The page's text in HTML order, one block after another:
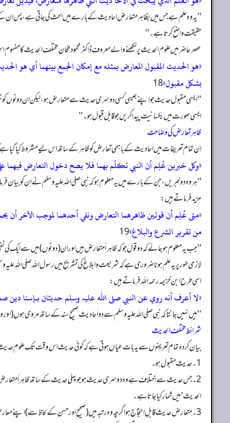
''یہ وہ علم ہے جس میں بظاہر متعارض احادیث کے بارے میں بحث کی جاتی ہے، پس ان کے
حقیقت واضح کرتا ہے۔ ''
عصر حاضر میں علوم الحدیث پر لکھنے والے معروف ڈاکٹر محمود طحان مختلف الحدیث کا
«ھو الحدیث المقبول المعارض بمثله مع إمکان الجمع بینھما أي ھو
بشکل مقبول»
''ایسی مقبول حدیث جو اپنے جیسی کسی دوسری حدیث سے متعارض ہو، لیکن ان دونوں کو جمع
ایسی صورت میں یکسانیت پیدا کریں جو قابل قبول ہو۔ ''
ظاہر تعارض کی وضاحت
اِن تمام تعریفات میں اَحا دیث کے باہمی تعارض کو ظاہر کے ساتھ اس لیے مشروط کیا گیا ہے
«وکل خبرین عُلِم أن النبي تکلّم بھما فلا یصح دخول التعارض فیھما
''ہر وہ دو خبریں، جن کے بارے میں یہ معلوم ہو کہ نبی صلى الله عليه وسلم نے ان کو
مزید فرماتے ہیں:
«متی عُلِم أن قولین ظاهرھما التعارض ونفي أحدهما لموجب الآخر أن
من تقریر الشرع والبلاغ»
''جب یہ معلوم ہو جائے کہ دو قول جو کہ ظاہراً متعارض ہیں اور ان (دونوں) میں سے ایک
لازمی طور پر یہ علم ہونا ضروری ہے کہ شریعت و ابلاغ کی تشریح میں رسول اللہ صلی اللہ علیہ وسلم 1کی کسی بات میں تناقض کا پایا جانا
اسی طرح ابن خزیمہ رحمہ الله فرماتے ہیں:
«لا أعرف أنه روي عن النبي صلی اللہ علیہ وسلم حدیثان بـإسنا دین
''میں نہیں جانتاکہ نبی صلی اللہ علیہ وسلم سے دو اَحا دیث صحیح سند کے ساتھ مروی
شرائط مختلف الحدیث
بیان کردہ تمام تعریفوں سے یہ بات عیاں ہوتی ہے کہ کوئی حدیث اس وقت تک علوم
1۔ حدیث مقبول ہو۔
2۔ جس حدیث سے اختلاف ہے وہ دوسری حدیث ہو جو پہلی حدیث کے ساتھ ظاہراً متعارض
الحدیث' میں شمار کیا جاتا ہے۔
3۔ متعارض حدیث قابلِ احتجاج ہو اگرچہ وہ رتبہ میں (صحیح اور حسن کے لحاظ سے)اپنے معارض کے برابر نہ بھی ہو۔